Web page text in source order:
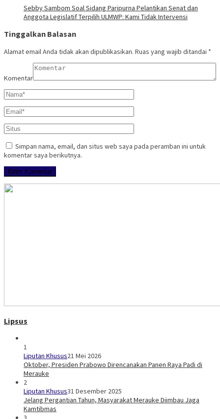
Sebby Sambom Soal Sidang Paripurna Pelantikan Senat dan
Anggota Legislatif Terpilih ULMWP: Kami Tidak Intervensi
Tinggalkan Balasan
Alamat email Anda tidak akan dipublikasikan. Ruas yang wajib ditandai *
Komentar
Simpan nama, email, dan situs web saya pada peramban ini untuk
komentar saya berikutnya.
Lipsus
1
Liputan Khusus21 Mei 2026
Oktober, Presiden Prabowo Direncanakan Panen Raya Padi di
Merauke
2
Liputan Khusus31 Desember 2025
Jelang Pergantian Tahun, Masyarakat Merauke Diimbau Jaga
Kamtibmas